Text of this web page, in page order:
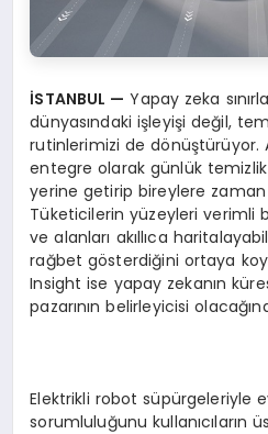
İSTANBUL — Yapay zeka
dünyasındaki işleyişi değil,
rutinlerimizi de dönüştürüyor.
entegre olarak günlük
yerine getirip bireylere zaman
Tüketicilerin yüzeyleri verimli
ve alanları akıllıca
rağbet gösterdiğini ortaya
Insight ise yapay zekanın
pazarının belirleyicisi
Elektrikli robot süpürgeleriyle
sorumluluğunu kullanıcıların